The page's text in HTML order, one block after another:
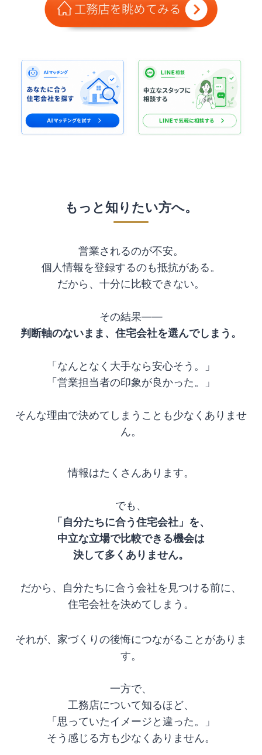
もっと知りたい方へ。
営業されるのが不安。
個人情報を登録するのも抵抗がある。
だから、十分に比較できない。
その結果――
判断軸のないまま、住宅会社を選んでしまう。
「なんとなく大手なら安心そう。」
「営業担当者の印象が良かった。」
そんな理由で決めてしまうことも少なくありませ
ん。
情報はたくさんあります。
でも、
「自分たちに合う住宅会社」を、
中立な立場で比較できる機会は
決して多くありません。
だから、自分たちに合う会社を見つける前に、
住宅会社を決めてしまう。
それが、家づくりの後悔につながることがありま
す。
一方で、
工務店について知るほど、
「思っていたイメージと違った。」
そう感じる方も少なくありません。